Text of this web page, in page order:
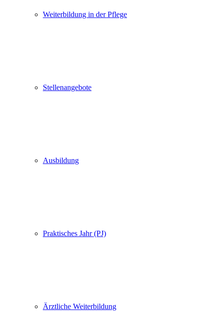
Weiterbildung in der Pflege
Stellenangebote
Ausbildung
Praktisches Jahr (PJ)
Ärztliche Weiterbildung